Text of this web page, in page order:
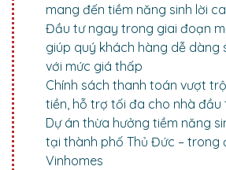
mang đến tiềm năng sinh lời
Đầu tư ngay trong giai đoạn
giúp quý khách hàng dễ dàng
với mức giá thấp
Chính sách thanh toán vượt
tiền, hỗ trợ tối đa cho nhà đầu
Dự án thừa hưởng tiềm năng
tại thành phố Thủ Đức – trong
Vinhomes